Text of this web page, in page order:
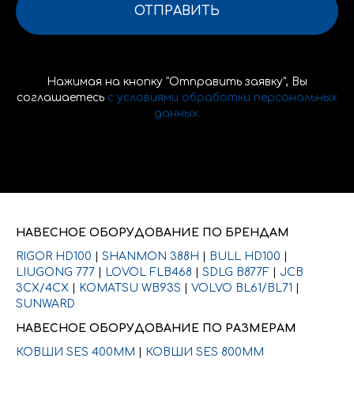
ОТПРАВИТЬ
Нажимая на кнопку "Отправить заявку", Вы
соглашаетесь с условиями обработки персональных
данных.
НАВЕСНОЕ ОБОРУДОВАНИЕ ПО БРЕНДАМ
RIGOR HD100 | SHANMON 388H | BULL HD100 |
LIUGONG 777 | LOVOL FLB468 | SDLG B877F | JCB
3CX/4CX | KOMATSU WB93S | VOLVO BL61/BL71 |
SUNWARD
НАВЕСНОЕ ОБОРУДОВАНИЕ ПО РАЗМЕРАМ
КОВШИ SES 400ММ | КОВШИ SES 800ММ